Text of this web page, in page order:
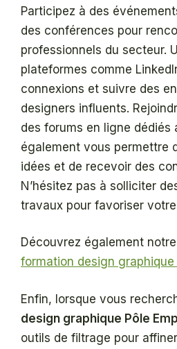
Participez à des
des conférences pour
professionnels du secteur.
plateformes comme
connexions et suivre des
designers influents.
des forums en ligne dédiés
également vous permettre
idées et de recevoir des
N’hésitez pas à solliciter
travaux pour favoriser
Découvrez également
formation design
Enfin, lorsque vous
design graphique Pôle
outils de filtrage pour